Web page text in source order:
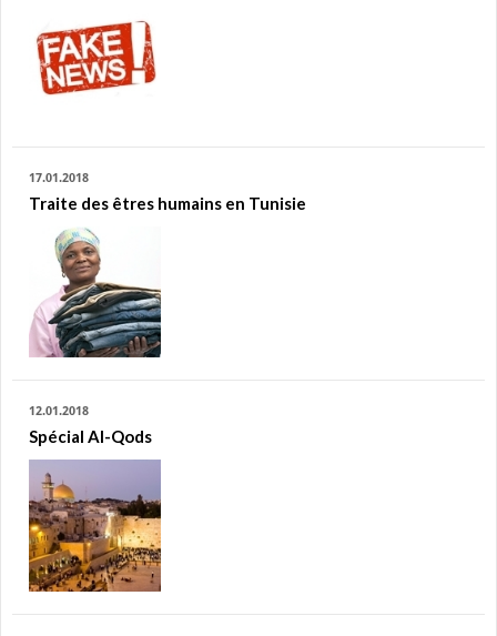
17.01.2018
Traite des êtres humains en Tunisie
12.01.2018
Spécial Al-Qods